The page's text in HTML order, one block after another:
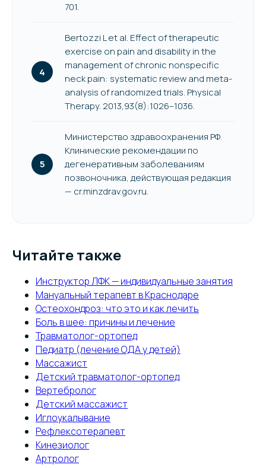
701.
Bertozzi L et al. Effect of therapeutic
exercise on pain and disability in the
management of chronic nonspecific
neck pain: systematic review and meta-
analysis of randomized trials. Physical
Therapy. 2013,93(8):1026–1036.
Министерство здравоохранения РФ.
Клинические рекомендации по
дегенеративным заболеваниям
позвоночника, действующая редакция
— cr.minzdrav.gov.ru.
Читайте также
Инструктор ЛФК — индивидуальные занятия
Мануальный терапевт в Краснодаре
Остеохондроз: что это и как лечить
Боль в шее: причины и лечение
Травматолог-ортопед
Педиатр (лечение ОДА у детей)
Массажист
Детский травматолог-ортопед
Вертебролог
Детский массажист
Иглоукалывание
Рефлексотерапевт
Кинезиолог
Артролог